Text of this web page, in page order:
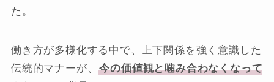
た。
働き方が多様化する中で、上下関係を強く意識した
伝統的マナーが、今の価値観と噛み合わなくなって